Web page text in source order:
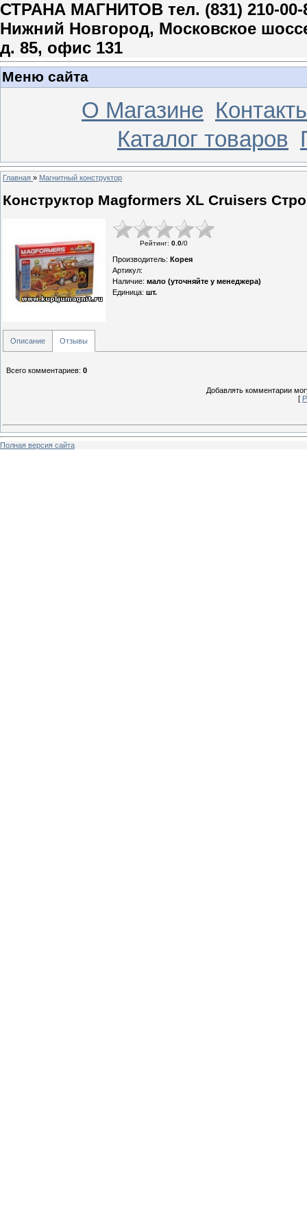
СТРАНА МАГНИТОВ тел. (831) 210-00-
Нижний Новгород, Московское
д. 85, офис 131
Меню сайта
О Магазине
Каталог товаров
Главная » Магнитный конструктор
Конструктор Magformers XL Cruisers
Рейтинг: 0.0/0
Производитель: Корея
Артикул:
Наличие: мало (уточняйте у менеджера)
Единица: шт.
Описание Отзывы
Всего комментариев: 0
Добавлять комментарии
[
Полная версия сайта